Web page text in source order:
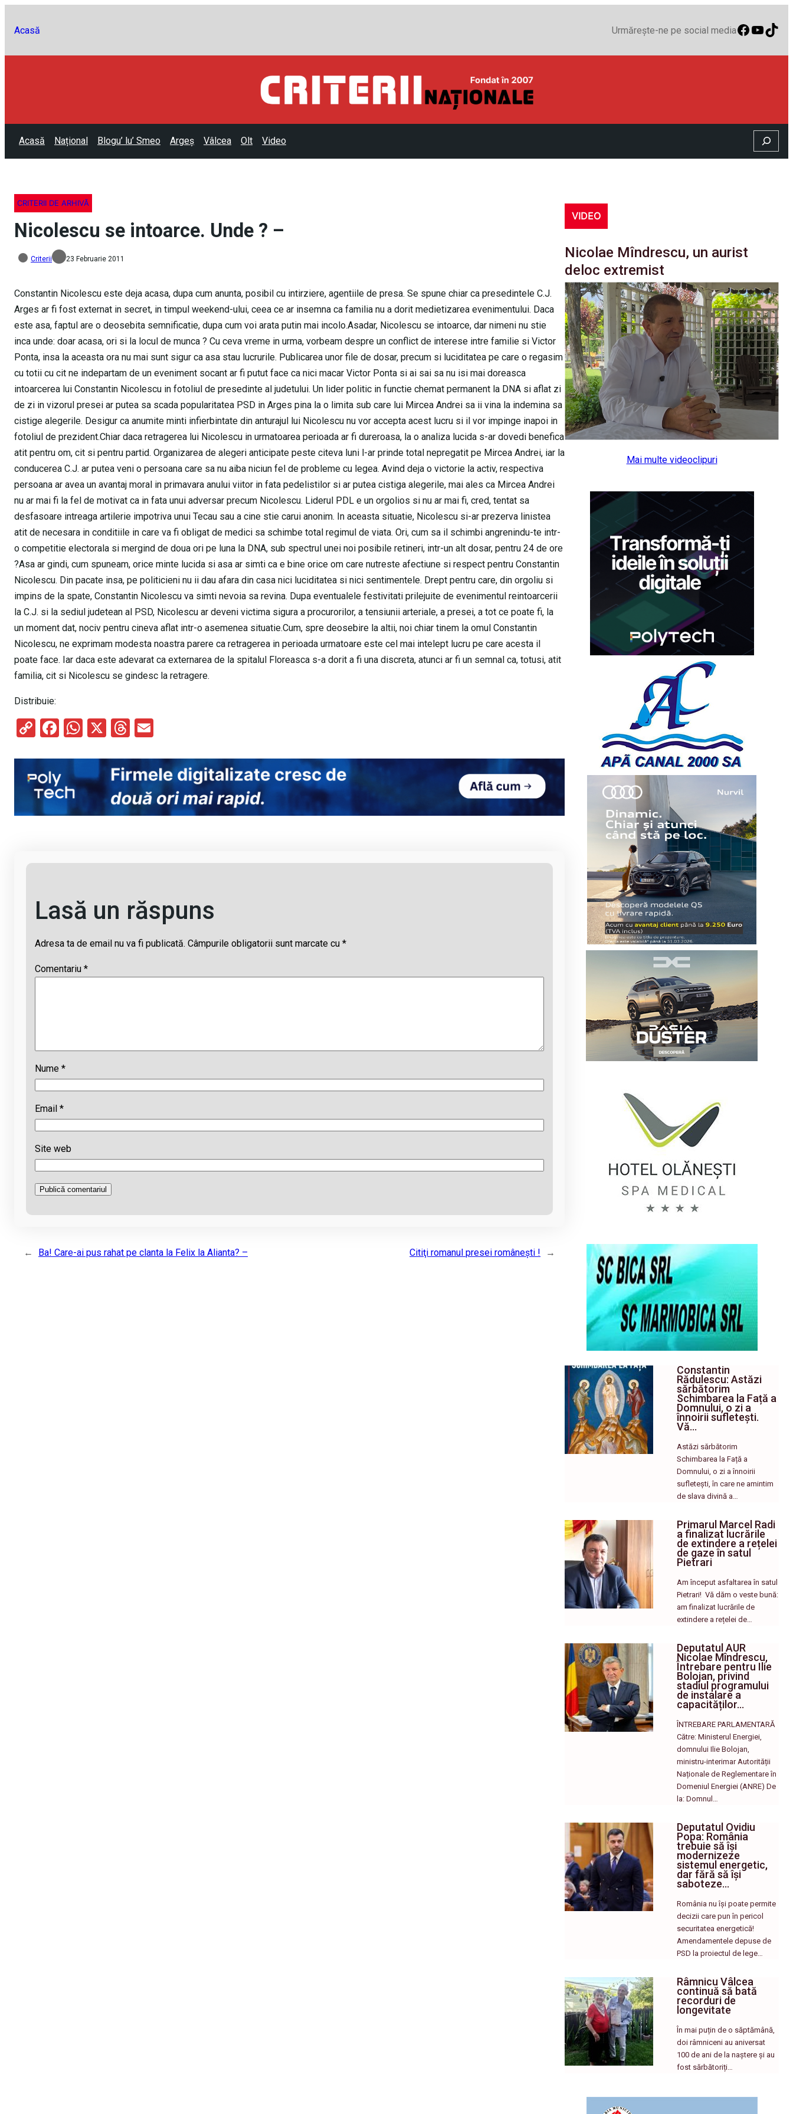
Acasă Urmărește-ne pe social media
Acasă Național Blogu’ lu’ Smeo Argeș Vâlcea Olt Video Search
CRITERII DE ARHIVĂ
Nicolescu se intoarce. Unde ? –
Criterii 23 Februarie 2011
Constantin Nicolescu este deja acasa, dupa cum anunta, posibil cu intirziere, agentiile de presa. Se spune chiar ca presedintele C.J.
Arges ar fi fost externat in secret, in timpul weekend-ului, ceea ce ar insemna ca familia nu a dorit medietizarea evenimentului. Daca
este asa, faptul are o deosebita semnificatie, dupa cum voi arata putin mai incolo.Asadar, Nicolescu se intoarce, dar nimeni nu stie
inca unde: doar acasa, ori si la locul de munca ? Cu ceva vreme in urma, vorbeam despre un conflict de interese intre familie si Victor
Ponta, insa la aceasta ora nu mai sunt sigur ca asa stau lucrurile. Publicarea unor file de dosar, precum si luciditatea pe care o regasim
cu totii cu cit ne indepartam de un eveniment socant ar fi putut face ca nici macar Victor Ponta si ai sai sa nu isi mai doreasca
intoarcerea lui Constantin Nicolescu in fotoliul de presedinte al judetului. Un lider politic in functie chemat permanent la DNA si aflat zi
de zi in vizorul presei ar putea sa scada popularitatea PSD in Arges pina la o limita sub care lui Mircea Andrei sa ii vina la indemina sa
cistige alegerile. Desigur ca anumite minti infierbintate din anturajul lui Nicolescu nu vor accepta acest lucru si il vor impinge inapoi in
fotoliul de prezident.Chiar daca retragerea lui Nicolescu in urmatoarea perioada ar fi dureroasa, la o analiza lucida s-ar dovedi benefica
atit pentru om, cit si pentru partid. Organizarea de alegeri anticipate peste citeva luni l-ar prinde total nepregatit pe Mircea Andrei, iar la
conducerea C.J. ar putea veni o persoana care sa nu aiba niciun fel de probleme cu legea. Avind deja o victorie la activ, respectiva
persoana ar avea un avantaj moral in primavara anului viitor in fata pedelistilor si ar putea cistiga alegerile, mai ales ca Mircea Andrei
nu ar mai fi la fel de motivat ca in fata unui adversar precum Nicolescu. Liderul PDL e un orgolios si nu ar mai fi, cred, tentat sa
desfasoare intreaga artilerie impotriva unui Tecau sau a cine stie carui anonim. In aceasta situatie, Nicolescu si-ar prezerva linistea
atit de necesara in conditiile in care va fi obligat de medici sa schimbe total regimul de viata. Ori, cum sa il schimbi angrenindu-te intr-
o competitie electorala si mergind de doua ori pe luna la DNA, sub spectrul unei noi posibile retineri, intr-un alt dosar, pentru 24 de ore
?Asa ar gindi, cum spuneam, orice minte lucida si asa ar simti ca e bine orice om care nutreste afectiune si respect pentru Constantin
Nicolescu. Din pacate insa, pe politicieni nu ii dau afara din casa nici luciditatea si nici sentimentele. Drept pentru care, din orgoliu si
impins de la spate, Constantin Nicolescu va simti nevoia sa revina. Dupa eventualele festivitati prilejuite de evenimentul reintoarcerii
la C.J. si la sediul judetean al PSD, Nicolescu ar deveni victima sigura a procurorilor, a tensiunii arteriale, a presei, a tot ce poate fi, la
un moment dat, nociv pentru cineva aflat intr-o asemenea situatie.Cum, spre deosebire la altii, noi chiar tinem la omul Constantin
Nicolescu, ne exprimam modesta noastra parere ca retragerea in perioada urmatoare este cel mai intelept lucru pe care acesta il
poate face. Iar daca este adevarat ca externarea de la spitalul Floreasca s-a dorit a fi una discreta, atunci ar fi un semnal ca, totusi, atit
familia, cit si Nicolescu se gindesc la retragere.
Distribuie:
C
py
Li
n
k
F
ce
b
o
o
W
at
s
A
p
X
T
e
a
d
s
ail
Lasă un răspuns
Adresa ta de email nu va fi publicată. Câmpurile obligatorii sunt marcate cu *
Comentariu *
Nume *
Email *
Site web
← Ba! Care-ai pus rahat pe clanta la Felix la Alianta? – Citiţi romanul presei româneşti ! →
VIDEO
Nicolae Mîndrescu, un aurist
deloc extremist
Mai multe videoclipuri
Constantin
Rădulescu: Astăzi
sărbătorim
Schimbarea la Față a
Domnului, o zi a
înnoirii sufletești.
Vă…
Astăzi sărbătorim
Schimbarea la Față a
Domnului, o zi a înnoirii
sufletești, în care ne amintim
de slava divină a…
Primarul Marcel Radi
a finalizat lucrările
de extindere a rețelei
de gaze în satul
Pietrari
Am început asfaltarea în satul
Pietrari! ​ Vă dăm o veste bună:
am finalizat lucrările de
extindere a rețelei de…
Deputatul AUR
Nicolae Mîndrescu,
Întrebare pentru Ilie
Bolojan, privind
stadiul programului
de instalare a
capacităților…
ÎNTREBARE PARLAMENTARĂ
Către: Ministerul Energiei,
domnului Ilie Bolojan,
ministru-interimar Autorității
Naționale de Reglementare în
Domeniul Energiei (ANRE) De
la: Domnul…
Deputatul Ovidiu
Popa: România
trebuie să își
modernizeze
sistemul energetic,
dar fără să își
saboteze…
România nu își poate permite
decizii care pun în pericol
securitatea energetică!
Amendamentele depuse de
PSD la proiectul de lege…
Râmnicu Vâlcea
continuă să bată
recorduri de
longevitate
În mai puțin de o săptămână,
doi râmniceni au aniversat
100 de ani de la naștere și au
fost sărbătoriți…